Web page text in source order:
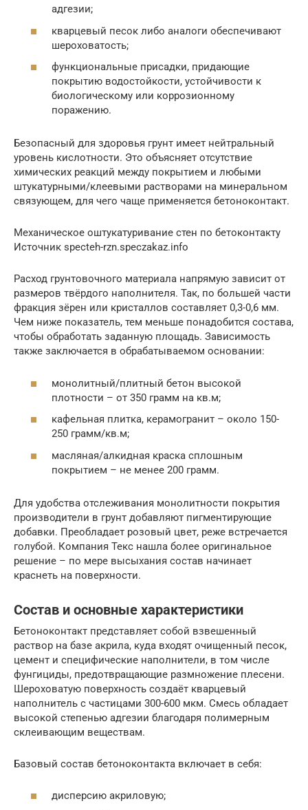
адгезии;
кварцевый песок либо аналоги обеспечивают
шероховатость;
функциональные присадки, придающие
покрытию водостойкости, устойчивости к
биологическому или коррозионному
поражению.
Безопасный для здоровья грунт имеет нейтральный
уровень кислотности. Это объясняет отсутствие
химических реакций между покрытием и любыми
штукатурными/клеевыми растворами на минеральном
связующем, для чего чаще применяется бетоноконтакт.
Механическое оштукатуривание стен по бетоконтакту
Источник specteh-rzn.speczakaz.info
Расход грунтовочного материала напрямую зависит от
размеров твёрдого наполнителя. Так, по большей части
фракция зёрен или кристаллов составляет 0,3-0,6 мм.
Чем ниже показатель, тем меньше понадобится состава,
чтобы обработать заданную площадь. Зависимость
также заключается в обрабатываемом основании:
монолитный/плитный бетон высокой
плотности – от 350 грамм на кв.м;
кафельная плитка, керамогранит – около 150-
250 грамм/кв.м;
масляная/алкидная краска сплошным
покрытием – не менее 200 грамм.
Для удобства отслеживания монолитности покрытия
производители в грунт добавляют пигментирующие
добавки. Преобладает розовый цвет, реже встречается
голубой. Компания Текс нашла более оригинальное
решение – по мере высыхания состав начинает
краснеть на поверхности.
Состав и основные характеристики
Бетоноконтакт представляет собой взвешенный
раствор на базе акрила, куда входят очищенный песок,
цемент и специфические наполнители, в том числе
фунгициды, предотвращающие размножение плесени.
Шероховатую поверхность создаёт кварцевый
наполнитель с частицами 300-600 мкм. Смесь обладает
высокой степенью адгезии благодаря полимерным
склеивающим веществам.
Базовый состав бетоноконтакта включает в себя:
дисперсию акриловую;